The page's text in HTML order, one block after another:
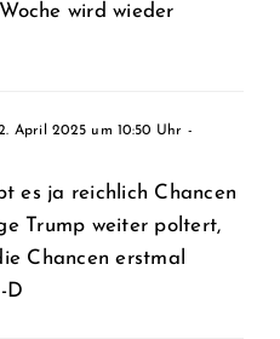
wird wieder
April 2025 um 10:50 Uhr -
es ja reichlich Chancen
Trump weiter poltert,
Chancen erstmal
D